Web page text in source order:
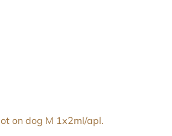
on dog M 1x2ml/apl.